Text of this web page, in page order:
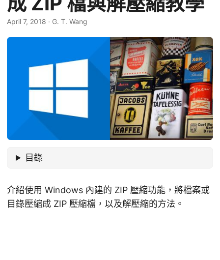
April 7, 2018 · G. T. Wang
目錄
介紹使用 Windows 內建的 ZIP 壓縮功能，將檔案或
目錄壓縮成 ZIP 壓縮檔，以及解壓縮的方法。